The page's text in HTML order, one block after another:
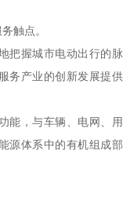
触点。
把握城市电动出行的脉
务产业的创新发展提供
能，与车辆、电网、用
源体系中的有机组成部